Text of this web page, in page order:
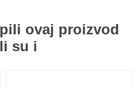
ovaj proizvod
su i